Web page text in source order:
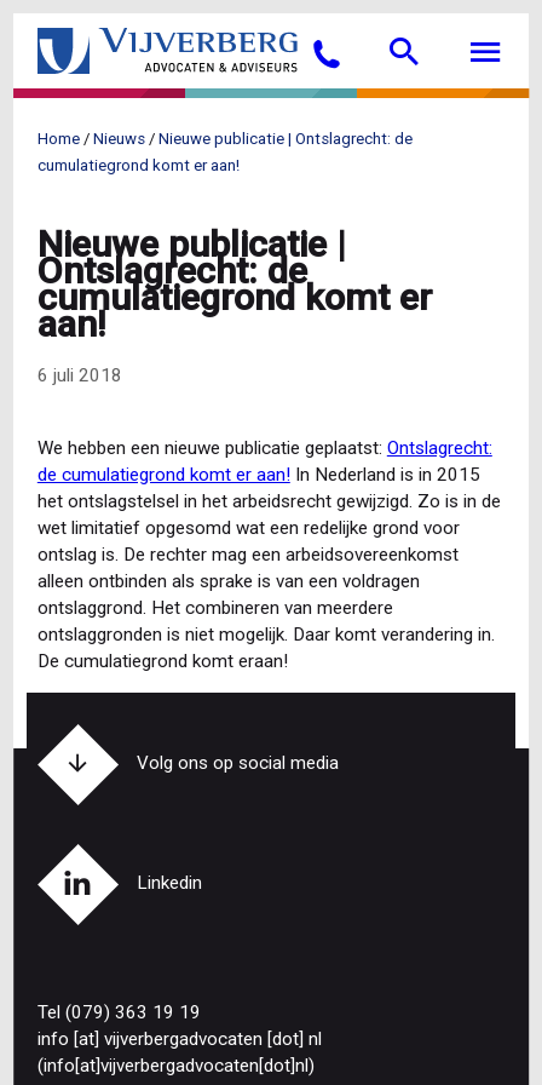
Overslaan
de
gaan
Bellen Search
Kruimelpad
Home Nieuws
Nieuwe publicatie | Ontslagrecht: de
cumulatiegrond komt er aan!
Nieuwe publicatie |
Ontslagrecht: de
cumulatiegrond komt er
aan!
6 juli 2018
We hebben een nieuwe publicatie geplaatst: Ontslagrecht:
de cumulatiegrond komt er aan!In Nederland is in 2015
het ontslagstelsel in het arbeidsrecht gewijzigd. Zo is in de
wet limitatief opgesomd wat een redelijke grond voor
ontslag is. De rechter mag een arbeidsovereenkomst
alleen ontbinden als sprake is van een voldragen
ontslaggrond. Het combineren van meerdere
ontslaggronden is niet mogelijk. Daar komt verandering in.
De cumulatiegrond komt eraan!
Volg ons op social media
Linkedin
Tel (079) 363 19 19
info [at] vijverbergadvocaten [dot] nl
(info[at]vijverbergadvocaten[dot]nl)